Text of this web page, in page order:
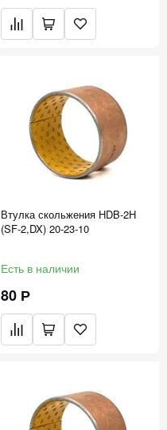
Втулка скольжения HDB-2H
(SF-2,DX) 20-23-10
Есть в наличии
80 Р